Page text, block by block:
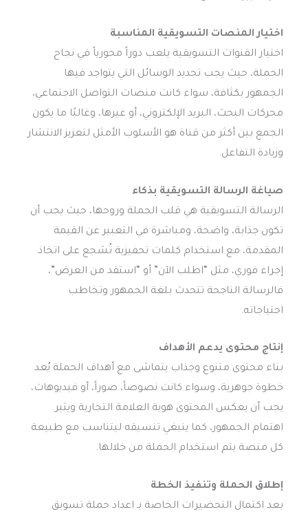
اختيار المنصات التسويقية المناسبة
اختيار القنوات التسويقية يلعب دوراً محورياً في نجاح
الحملة، حيث يجب تحديد الوسائل التي يتواجد فيها
الجمهور بكثافة، سواء كانت منصات التواصل الاجتماعي،
محركات البحث، البريد الإلكتروني، أو غيرها، وغالبًا ما يكون
الجمع بين أكثر من قناة هو الأسلوب الأمثل لتعزيز الانتشار
وزيادة التفاعل.
صياغة الرسالة التسويقية بذكاء
الرسالة التسويقية هي قلب الحملة وروحها، حيث يجب أن
تكون جذابة، واضحة، ومباشرة في التعبير عن القيمة
المقدمة، مع استخدام كلمات تحفيزية تُشجع على اتخاذ
إجراء فوري، مثل “اطلب الآن” أو “استفد من العرض”،
فالرسالة الناجحة تتحدث بلغة الجمهور وتخاطب
احتياجاته.
إنتاج محتوى يدعم الأهداف
بناء محتوى متنوع وجذاب يتماشى مع أهداف الحملة يُعد
خطوة جوهرية، وسواء كانت نصوصاً، صوراً، أو فيديوهات،
يجب أن يعكس المحتوى هوية العلامة التجارية ويثير
اهتمام الجمهور، كما ينبغي تنسيقه ليتناسب مع طبيعة
كل منصة يتم استخدام الحملة من خلالها.
إطلاق الحملة وتنفيذ الخطة
بعد اكتمال التحضيرات الخاصة بـ اعداد حملة تسويق